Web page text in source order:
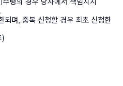
되며, 중복 신청할 경우 최초 신청한
)